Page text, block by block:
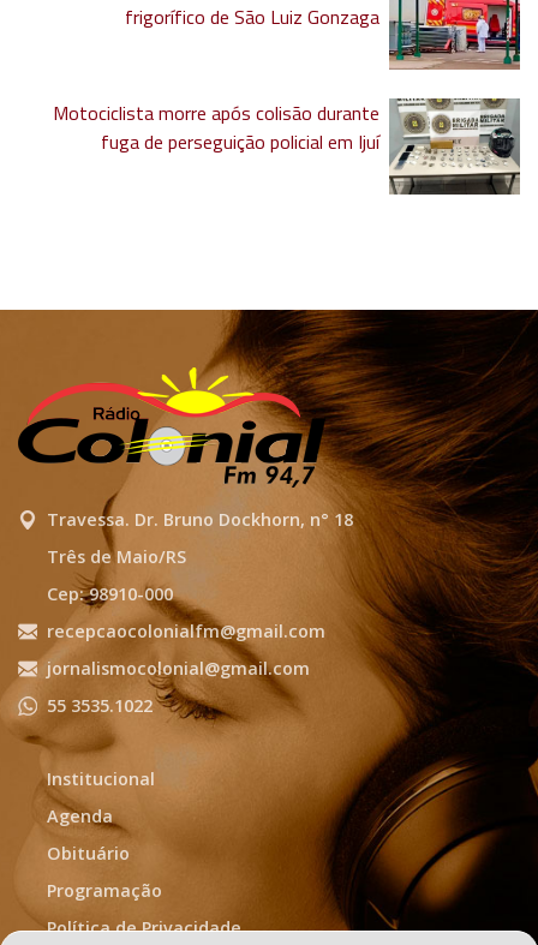
frigorífico de São Luiz Gonzaga
Motociclista morre após colisão durante
fuga de perseguição policial em Ijuí
Travessa. Dr. Bruno Dockhorn, n° 18
Três de Maio/RS
Cep: 98910-000
recepcaocolonialfm@gmail.com
jornalismocolonial@gmail.com
55 3535.1022
Institucional
Agenda
Obituário
Programação
Política de Privacidade